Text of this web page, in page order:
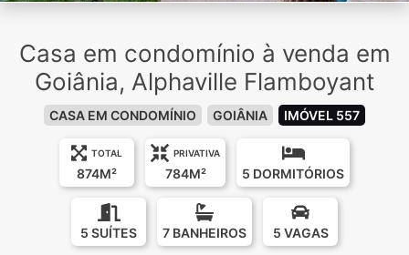
Casa em condomínio à venda em
Goiânia, Alphaville Flamboyant
CASA EM CONDOMÍNIO GOIÂNIA IMÓVEL 557
TOTAL
874M²
PRIVATIVA
784M² 5 DORMITÓRIOS
5 SUÍTES 7 BANHEIROS 5 VAGAS